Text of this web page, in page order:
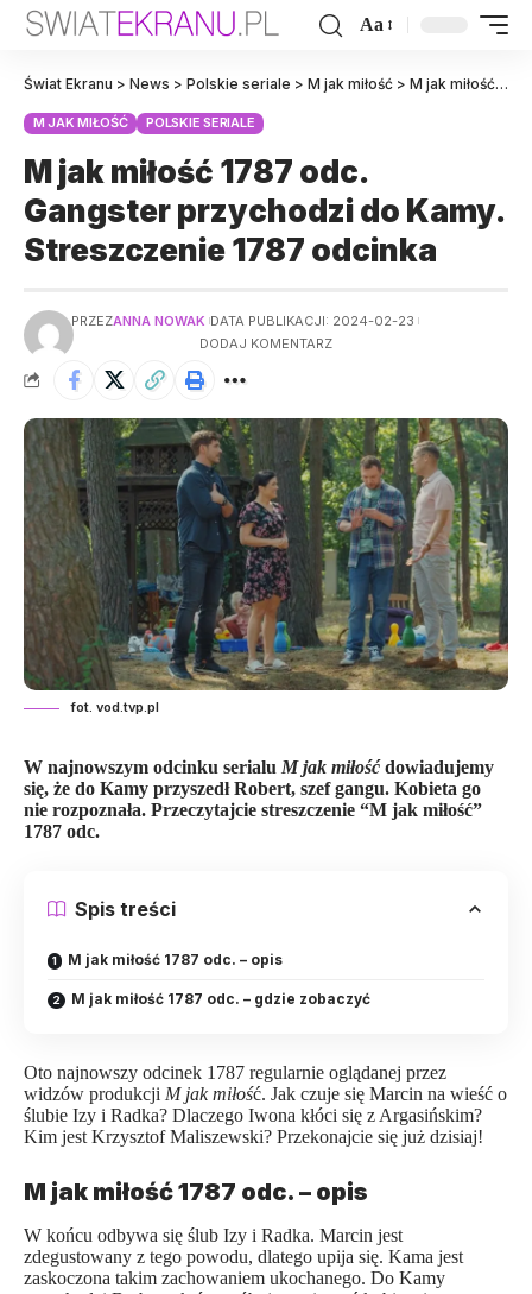
Aa
Świat Ekranu > News > Polskie seriale > M jak miłość > M jak miłość 1787 odc. Gangster przychodzi do Kamy. Streszczenie 1787 odcinka
M JAK MIŁOŚĆ POLSKIE SERIALE
M jak miłość 1787 odc.
Gangster przychodzi do Kamy.
Streszczenie 1787 odcinka
PRZEZANNA NOWAK DATA PUBLIKACJI: 2024-02-23
DODAJ KOMENTARZ
fot. vod.tvp.pl
W najnowszym odcinku serialu M jak miłośćdowiadujemy
się, że do Kamy przyszedł Robert, szef gangu. Kobieta go
nie rozpoznała. Przeczytajcie streszczenie “M jak miłość”
1787 odc.
Spis treści
M jak miłość 1787 odc. – opis
M jak miłość 1787 odc. – gdzie zobaczyć
Oto najnowszy odcinek 1787 regularnie oglądanej przez
widzów produkcji M jak miłość. Jak czuje się Marcin na wieść o
ślubie Izy i Radka? Dlaczego Iwona kłóci się z Argasińskim?
Kim jest Krzysztof Maliszewski? Przekonajcie się już dzisiaj!
M jak miłość 1787 odc. – opis
W końcu odbywa się ślub Izy i Radka. Marcin jest
zdegustowany z tego powodu, dlatego upija się. Kama jest
zaskoczona takim zachowaniem ukochanego. Do Kamy